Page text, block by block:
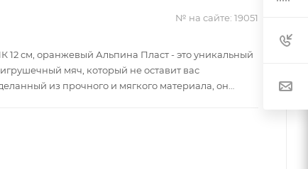
№ на сайте: 19051
см, оранжевый Альпина Пласт - это уникальный
мяч, который не оставит вас
из прочного и мягкого материала, он
в виде ежика придется по вкусу как детям,
тому же, этот мяч также и массажный!